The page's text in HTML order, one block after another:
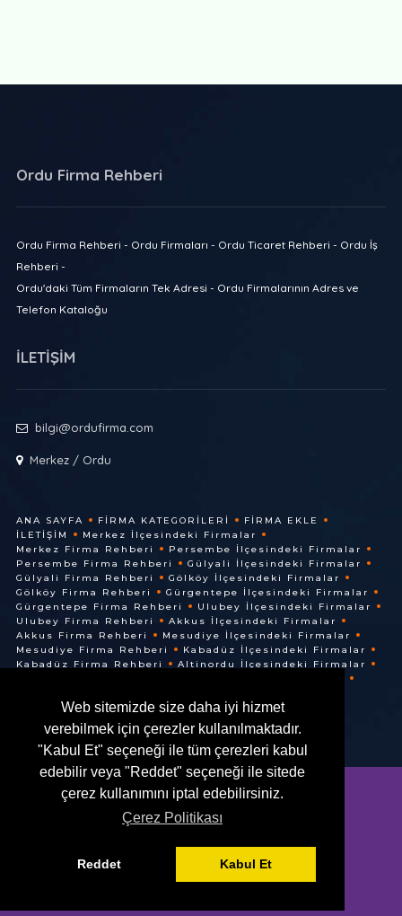
Web sitemizde size daha iyi hizmet
verebilmek için çerezler kullanılmaktadır.
"Kabul Et" seçeneği ile tüm çerezleri kabul
edebilir veya "Reddet" seçeneği ile sitede
çerez kullanımını iptal edebilirsiniz.
Çerez Politikası
Reddet Kabul Et
Ordu Firma Rehberi
Ordu Firma Rehberi - Ordu Firmaları - Ordu Ticaret Rehberi - Ordu İş
Rehberi -
Ordu'daki Tüm Firmaların Tek Adresi - Ordu Firmalarının Adres ve
Telefon Kataloğu
İLETİŞİM
bilgi@ordufirma.com
Merkez / Ordu
ANA SAYFA FIRMA KATEGORILERI
FIRMA EKLE
İLETIŞIM
Merkez İlçesindeki Firmalar
Merkez Firma Rehberi
Persembe İlçesindeki Firmalar
Persembe Firma Rehberi
Gülyali İlçesindeki Firmalar
Gülyali Firma Rehberi
Gölköy İlçesindeki Firmalar
Gölköy Firma Rehberi
Gürgentepe İlçesindeki Firmalar
Gürgentepe Firma Rehberi
Ulubey İlçesindeki Firmalar
Ulubey Firma Rehberi
Akkus İlçesindeki Firmalar
Akkus Firma Rehberi
Mesudiye İlçesindeki Firmalar
Mesudiye Firma Rehberi
Kabadüz İlçesindeki Firmalar
Kabadüz Firma Rehberi
Altinordu İlçesindeki Firmalar
Cuma Firma Rehberi
© @ 2016. Her Hakkı Saklıdır.